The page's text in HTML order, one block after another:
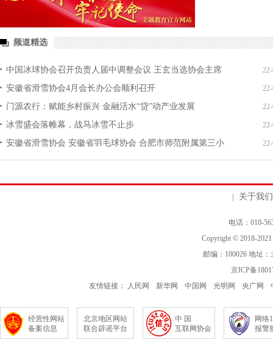
频道精选
中国冰球协会召开负责人届中调整会议 王玄当选协会主席
安徽省滑雪协会4月会长办公会顺利召开
门源农行：赋能乡村振兴 金融活水“贷”动产业发展
冰雪盛会落帷幕，战马冰雪不止步
安徽省滑雪协会 安徽省羽毛球协会 合肥市师范附属第三小
学联合开展“我心向党 砥砺前行”“七一”党日活
关于我们
电话：010-
Copyright © 2018-2021
邮编：100026 地址
京ICP备
友情链接：
人民网 新华网 中国网 光明网 央广网
经营性网站
备案信息
北京地区网站
联合辟谣平台
中 国
互联网协会
网络
报警